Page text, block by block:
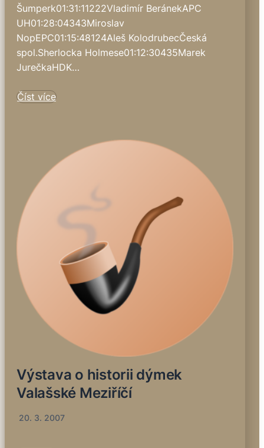
Šumperk01:31:11222Vladimír BeránekAPC
UH01:28:04343Miroslav
NopEPC01:15:48124Aleš KolodrubecČeská
spol.Sherlocka Holmese01:12:30435Marek
JurečkaHDK…
Číst více
Výstava o historii dýmek
Valašské Meziříčí
20. 3. 2007